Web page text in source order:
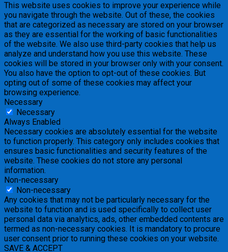
This website uses cookies to improve your experience while
you navigate through the website. Out of these, the cookies
that are categorized as necessary are stored on your browser
as they are essential for the working of basic functionalities
of the website. We also use third-party cookies that help us
analyze and understand how you use this website. These
cookies will be stored in your browser only with your consent.
You also have the option to opt-out of these cookies. But
opting out of some of these cookies may affect your
browsing experience.
Necessary
Necessary
Always Enabled
Necessary cookies are absolutely essential for the website
to function properly. This category only includes cookies that
ensures basic functionalities and security features of the
website. These cookies do not store any personal
information.
Non-necessary
Non-necessary
Any cookies that may not be particularly necessary for the
website to function and is used specifically to collect user
personal data via analytics, ads, other embedded contents are
termed as non-necessary cookies. It is mandatory to procure
user consent prior to running these cookies on your website.
SAVE & ACCEPT